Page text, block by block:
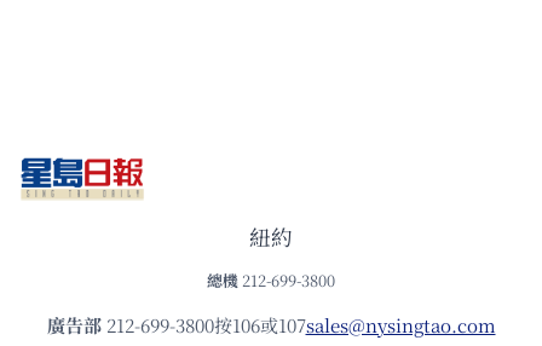
紐約
總機 212-699-3800
廣告部212-699-3800按106或107sales@nysingtao.com